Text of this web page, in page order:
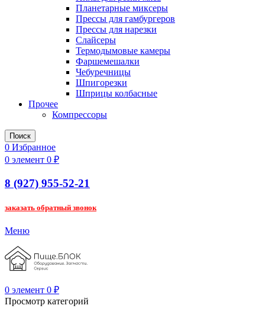
Планетарные миксеры
Прессы для гамбургеров
Прессы для нарезки
Слайсеры
Термодымовые камеры
Фаршемешалки
Чебуречницы
Шпигорезки
Шприцы колбасные
Прочее
Компрессоры
Поиск
0 Избранное
0 элемент 0 ₽
8 (927) 955-52-21
заказать обратный звонок
Меню
0 элемент 0 ₽
Просмотр категорий